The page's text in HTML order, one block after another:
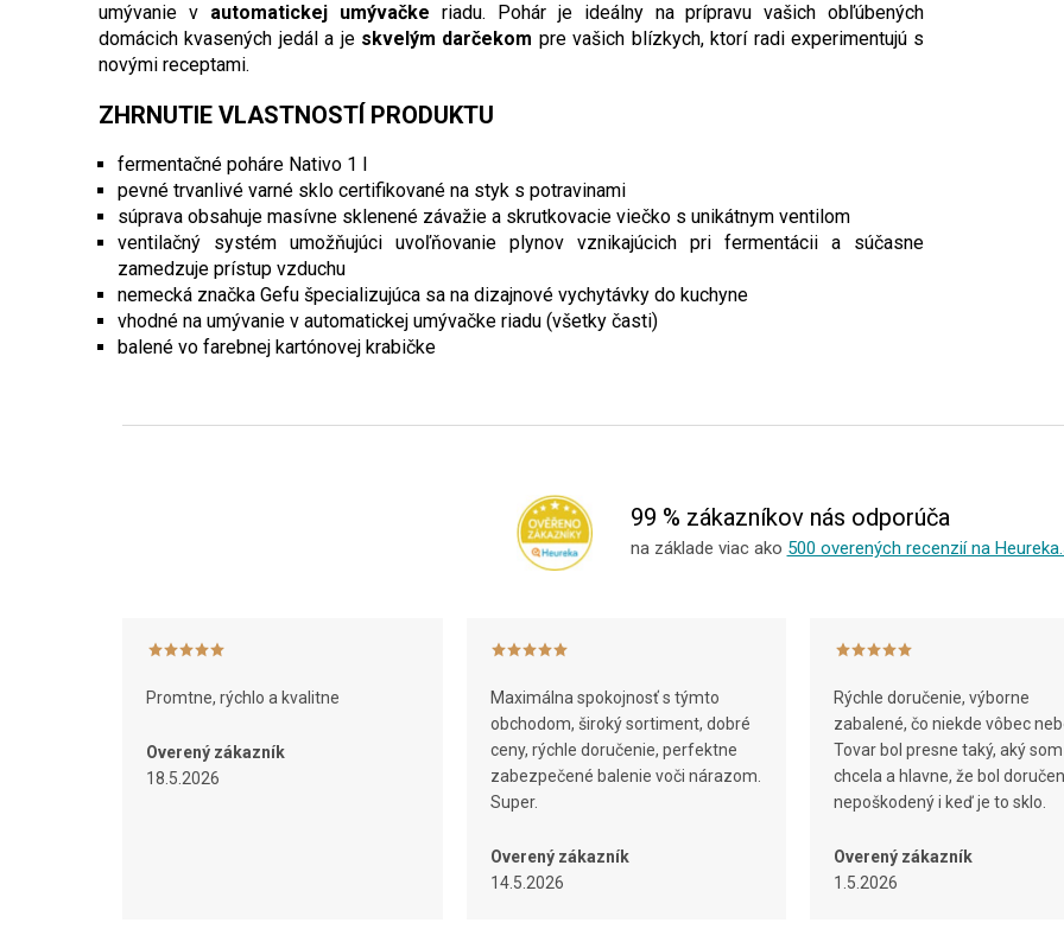
umývanie v automatickej umývačke riadu. Pohár je ideálny na prípravu vašich obľúbených
domácich kvasených jedál a je skvelým darčekom pre vašich blízkych, ktorí radi experimentujú s
novými receptami.
ZHRNUTIE VLASTNOSTÍ PRODUKTU
fermentačné poháre Nativo 1 l
pevné trvanlivé varné sklo certifikované na styk s potravinami
súprava obsahuje masívne sklenené závažie a skrutkovacie viečko s unikátnym ventilom
ventilačný systém umožňujúci uvoľňovanie plynov vznikajúcich pri fermentácii a súčasne
zamedzuje prístup vzduchu
nemecká značka Gefu špecializujúca sa na dizajnové vychytávky do kuchyne
vhodné na umývanie v automatickej umývačke riadu (všetky časti)
balené vo farebnej kartónovej krabičke
99 % zákazníkov nás odporúča
na základe viac ako 500 overených recenzií na
Promtne, rýchlo a kvalitne
Overený zákazník
18.5.2026
Maximálna spokojnosť s týmto
obchodom, široký sortiment, dobré
ceny, rýchle doručenie, perfektne
zabezpečené balenie voči nárazom.
Super.
Overený zákazník
14.5.2026
Rýchle doručenie, výborne
zabalené, čo niekde vôbec
Tovar bol presne taký, aký som
chcela a hlavne, že bol
nepoškodený i keď je to sklo.
Overený zákazník
1.5.2026